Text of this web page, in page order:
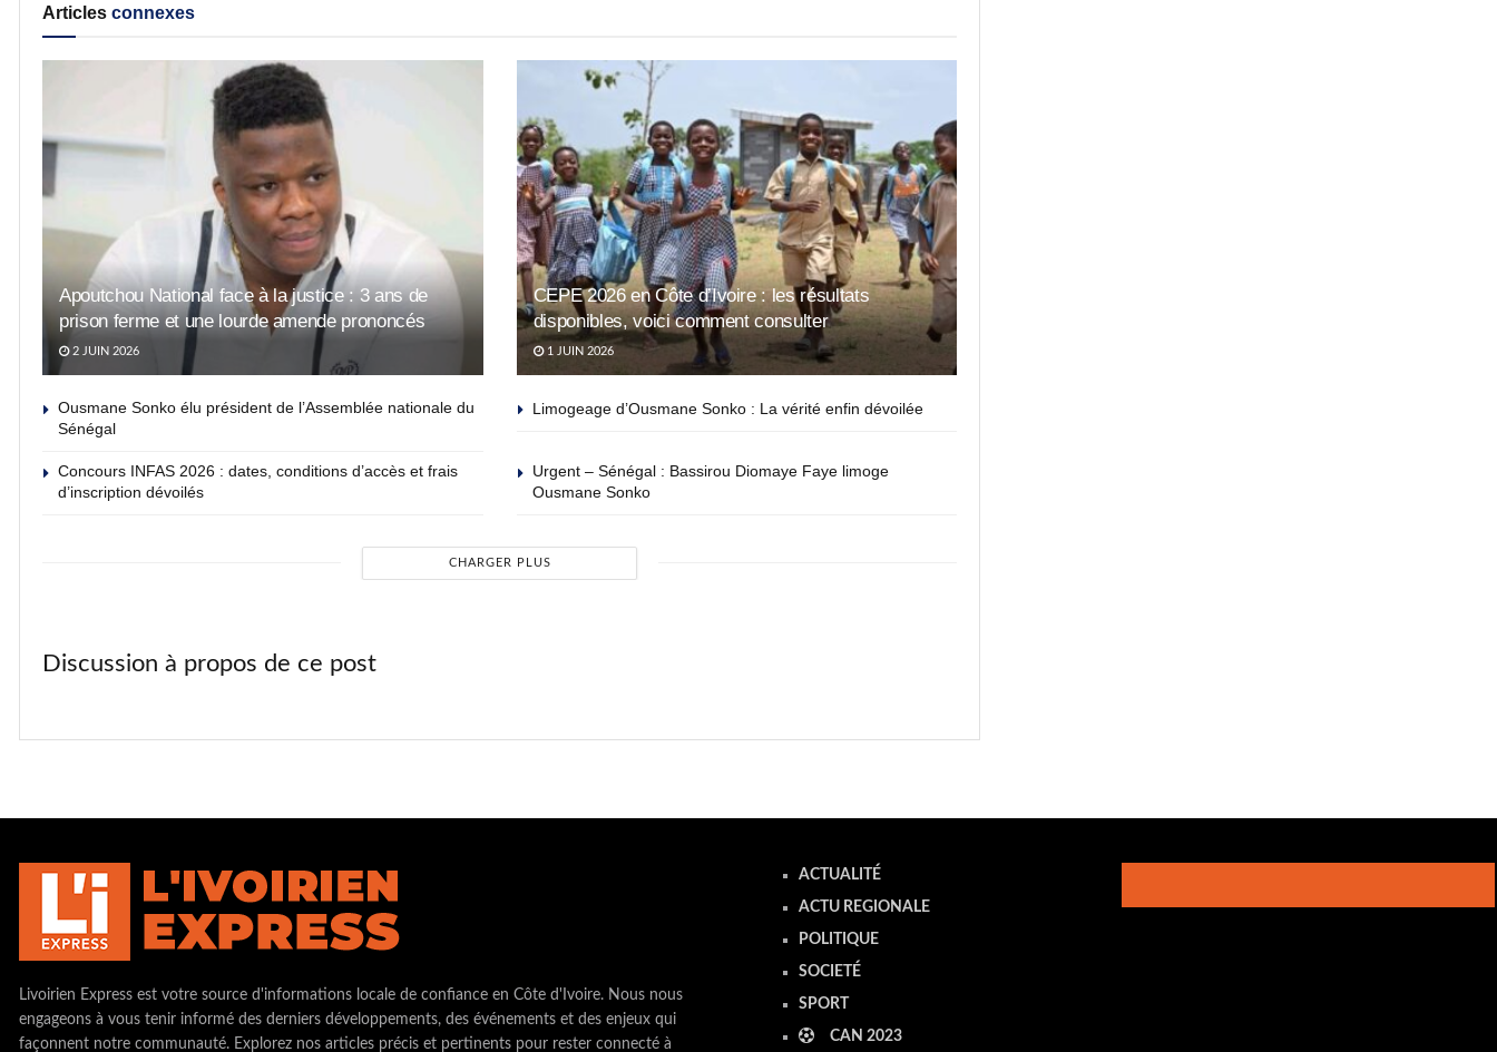
Articles connexes
Apoutchou National face à la justice : 3 ans de
prison ferme et une lourde amende prononcés
2 JUIN 2026
CEPE 2026 en Côte d’Ivoire : les résultats
disponibles, voici comment consulter
1 JUIN 2026
Ousmane Sonko élu président de l’Assemblée nationale du
Sénégal
Limogeage d’Ousmane Sonko : La vérité enfin dévoilée
Concours INFAS 2026 : dates, conditions d’accès et frais
d’inscription dévoilés
Urgent – Sénégal : Bassirou Diomaye Faye limoge
Ousmane Sonko
CHARGER PLUS
Discussion à propos de ce post
Livoirien Express est votre source d'informations locale de confiance en Côte d'Ivoire. Nous nous
engageons à vous tenir informé des derniers développements, des événements et des enjeux qui
façonnent notre communauté. Explorez nos articles précis et pertinents pour rester connecté à
ACTUALITÉ
ACTU REGIONALE
POLITIQUE
SOCIETÉ
SPORT
CAN 2023